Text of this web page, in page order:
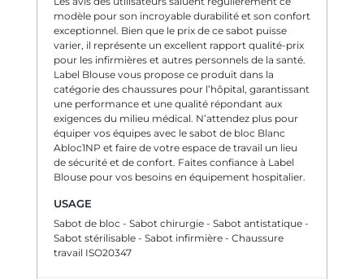
modèle pour son incroyable durabilité et son confort
exceptionnel. Bien que le prix de ce sabot puisse
varier, il représente un excellent rapport qualité-prix
pour les infirmières et autres personnels de la santé.
Label Blouse vous propose ce produit dans la
catégorie des chaussures pour l’hôpital, garantissant
une performance et une qualité répondant aux
exigences du milieu médical. N’attendez plus pour
équiper vos équipes avec le sabot de bloc Blanc
Abloc1NP et faire de votre espace de travail un lieu
de sécurité et de confort. Faites confiance à Label
Blouse pour vos besoins en équipement hospitalier.
USAGE
Sabot de bloc - Sabot chirurgie - Sabot antistatique -
Sabot stérilisable - Sabot infirmière - Chaussure
travail ISO20347